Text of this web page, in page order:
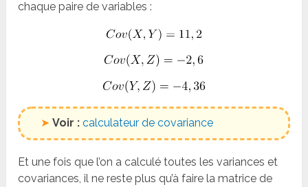
chaque paire de variables :
➤ Voir : calculateur de covariance
Et une fois que l’on a calculé toutes les variances et
covariances, il ne reste plus qu’à faire la matrice de